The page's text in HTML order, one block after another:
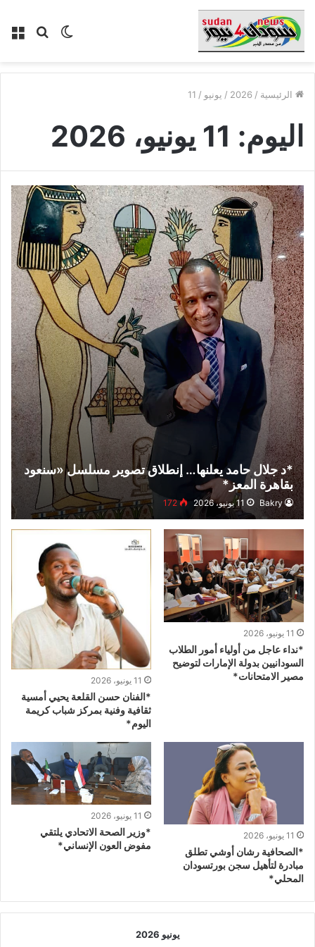
بحث الوضع
الرئيسية /
2026
/ يونيو /
11
اليوم: 11 يونيو، 2026
*د جلال حامد يعلنها… إنطلاق تصوير مسلسل «سنعود
بقاهرة المعز*
Bakry 11 يونيو، 2026 172
11 يونيو، 2026
*نداء عاجل من أولياء أمور الطلاب
السودانيين بدولة الإمارات لتوضيح
مصير الامتحانات*
11 يونيو، 2026
*الفنان حسن القلعة يحيي أمسية
ثقافية وفنية بمركز شباب كريمة
اليوم*
11 يونيو، 2026
*الصحافية رشان أوشي تطلق
مبادرة لتأهيل سجن بورتسودان
المحلي*
11 يونيو، 2026
*وزير الصحة الاتحادي يلتقي
مفوض العون الإنساني*
يونيو 2026